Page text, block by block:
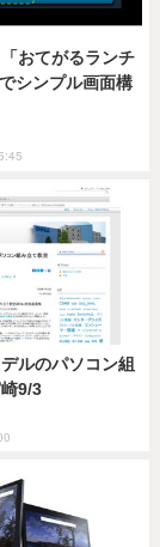
おてがるランチ
シンプル画面構
ルのパソコン組
9/3